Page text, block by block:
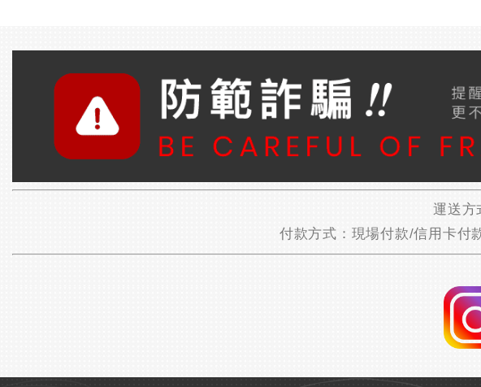
運送方
付款方式：現場付款/信用卡付